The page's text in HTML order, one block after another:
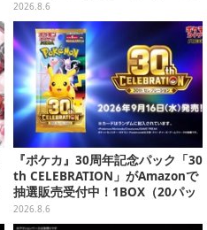
詳細が公開
2026.8.6
『ポケカ』30周年記念パック「30
th CELEBRATION」がAmazonで
抽選販売受付中！1BOX（20パッ
ク入り）
2026.8.6